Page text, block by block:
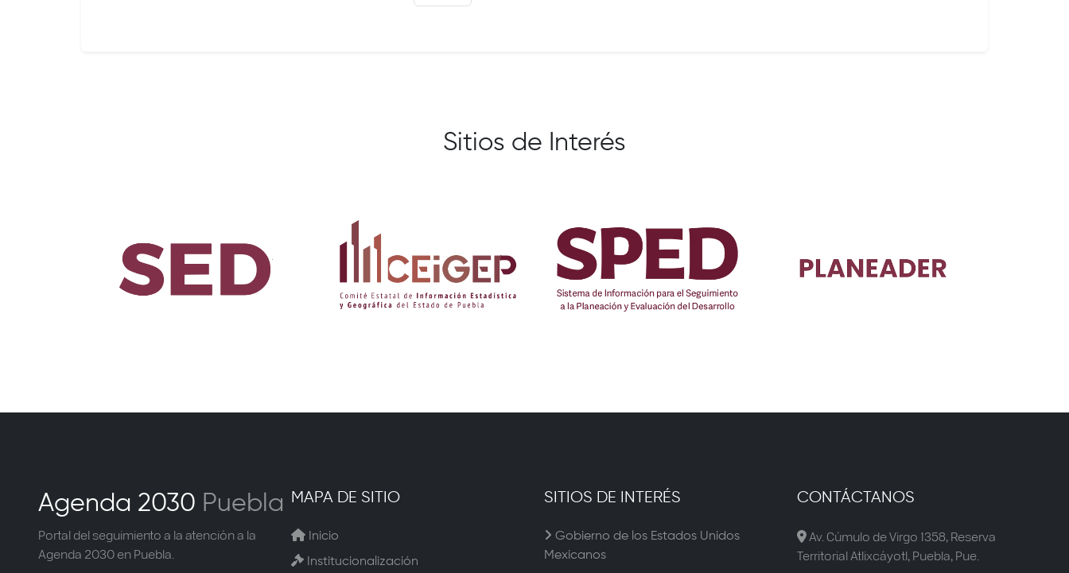
Sitios de Interés
Agenda 2030 Puebla
Portal del seguimiento a la atención a la
Agenda 2030 en Puebla.
MAPA DE SITIO
Inicio
Institucionalización
SITIOS DE INTERÉS
Gobierno de los Estados Unidos
Mexicanos
CONTÁCTANOS
Av. Cúmulo de Virgo 1358, Reserva
Territorial Atlixcáyotl, Puebla, Pue.